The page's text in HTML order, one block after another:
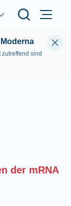
content
sind
der mRNA